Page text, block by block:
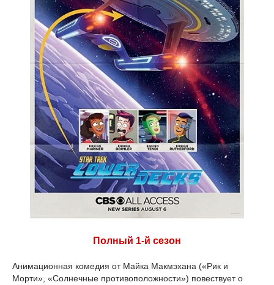
Полный 1-й сезон
Анимационная комедия от Майка Макмэхана («Рик и
Морти», «Солнечные противоположности») повествует о